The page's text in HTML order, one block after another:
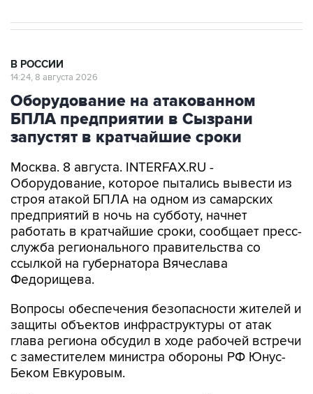
В РОССИИ
14:24, 8 августа 2026
Оборудование на атакованном
БПЛА предприятии в Сызрани
запустят в кратчайшие сроки
Москва. 8 августа. INTERFAX.RU -
Оборудование, которое пытались вывести из
строя атакой БПЛА на одном из самарских
предприятий в ночь на субботу, начнет
работать в кратчайшие сроки, сообщает пресс-
служба регионального правительства со
ссылкой на губернатора Вячеслава
Федорищева.
Вопросы обеспечения безопасности жителей и
защиты объектов инфраструктуры от атак
глава региона обсудил в ходе рабочей встречи
с заместителем министра обороны РФ Юнус-
Беком Евкуровым.